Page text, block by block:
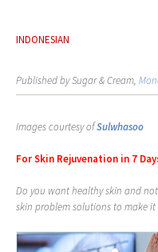
INDONESIAN
Published by Sugar & Cream,
Images courtesy ofSulwhasoo
For Skin Rejuvenation in 7
Do you want healthy skin and
skin problem solutions to make